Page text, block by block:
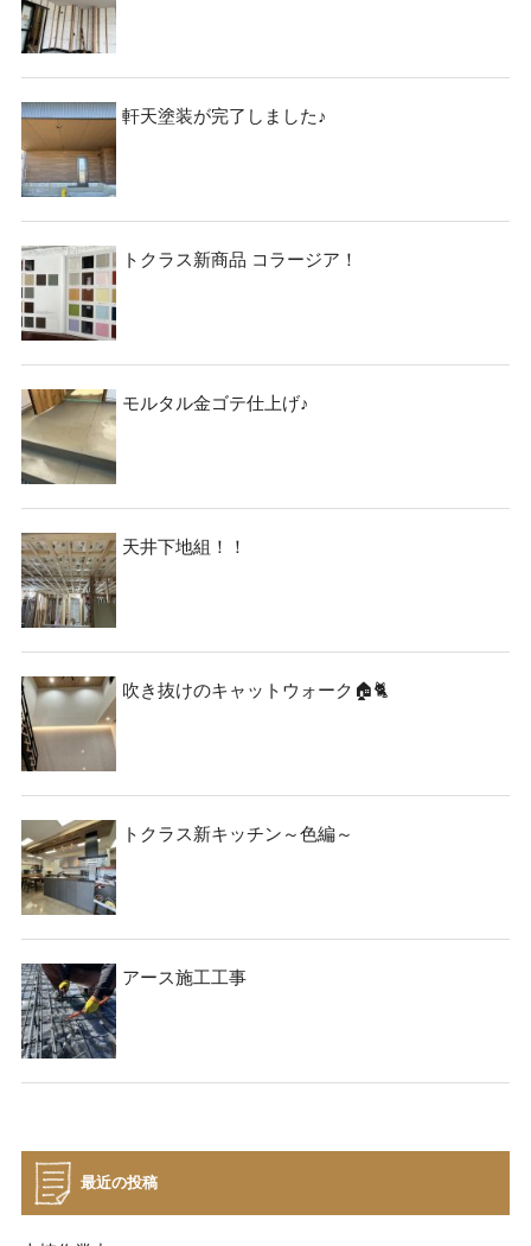
軒天塗装が完了しました♪
トクラス新商品 コラージア！
モルタル金ゴテ仕上げ♪
天井下地組！！
吹き抜けのキャットウォーク🏠🐈
トクラス新キッチン～色編～
アース施工工事
最近の投稿